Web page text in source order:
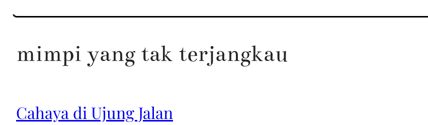
mimpi yang tak terjangkau
Cahaya di Ujung Jalan